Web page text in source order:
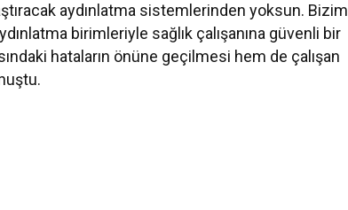
aydınlatma sistemlerinden yoksun. Bizim
birimleriyle sağlık çalışanına güvenli bir
hataların önüne geçilmesi hem de çalışan